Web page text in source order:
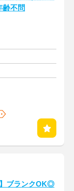
齢不問
】ブランクOK◎